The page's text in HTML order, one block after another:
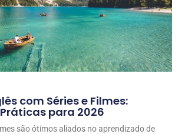
com Séries e Filmes:
para 2026
são ótimos aliados no aprendizado de